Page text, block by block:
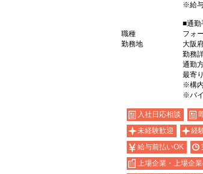
※給
■通勤
職種
フォ
勤務地
大阪
勤務
通勤
最寄
※構
※バ
入社日応相談
未経験歓迎
経
給与前払いOK
上場企業・上場企